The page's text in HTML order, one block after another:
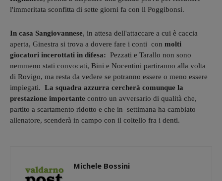
l'immeritata sconfitta di sette giorni fa con il Poggibonsi.
In casa Sangiovannese, in attesa dell'attaccare a cui è caccia
aperta, Ginestra si trova a dovere fare i conti con molti
giocatori incerottati in difesa: Pezzati e Tarallo non sono
nemmeno stati convocati, Bini e Nocentini partiranno alla volta
di Rovigo, ma resta da vedere se potranno essere o meno essere
impiegati. La squadra azzurra cercherà comunque la
prestazione importante contro un avversario di qualità che,
partito a scartamento ridotto e che in settimana ha cambiato
allenatore, scenderà in campo con il coltello fra i denti.
Michele Bossini